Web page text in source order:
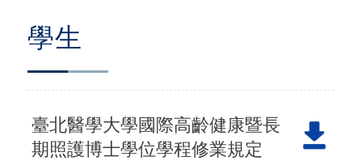
學生
臺北醫學大學國際高齡健康暨長
期照護博士學位學程修業規定